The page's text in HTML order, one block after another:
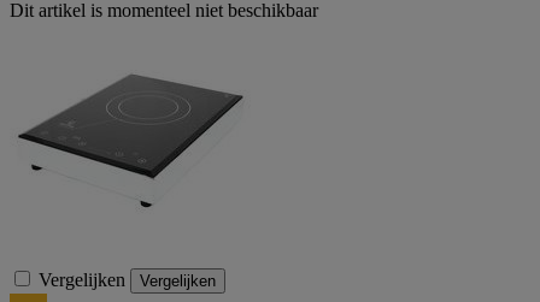
Dit artikel is momenteel niet beschikbaar
Vergelijken Vergelijken